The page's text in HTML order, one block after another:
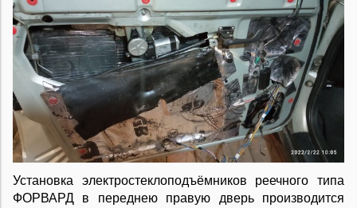
Установка электростеклоподъёмников реечного типа
ФОРВАРД в переднею правую дверь производится